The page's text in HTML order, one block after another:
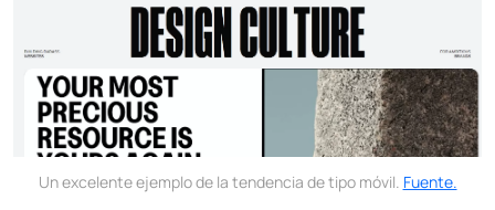
Un excelente ejemplo de la tendencia de tipo móvil. Fuente.